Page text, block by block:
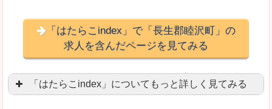
「はたらこindex」で「長生郡睦沢町」の
求人を含んだページを見てみる
「はたらこindex」についてもっと詳しく見てみる